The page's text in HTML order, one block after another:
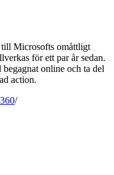
till Microsofts omåttligt
för ett par år sedan.
online och ta del
action.
/